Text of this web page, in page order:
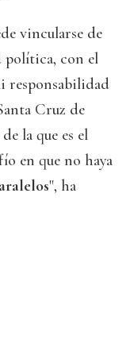
vincularse de
política, con el
responsabilidad
Cruz de
la que es el
en que no haya
", ha